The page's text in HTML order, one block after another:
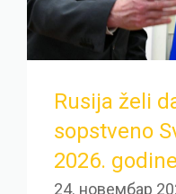
Rusija želi
sopstveno
2026.
24. новембар